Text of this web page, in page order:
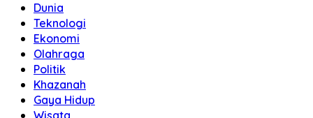
Dunia
Teknologi
Ekonomi
Olahraga
Politik
Khazanah
Gaya Hidup
Wisata